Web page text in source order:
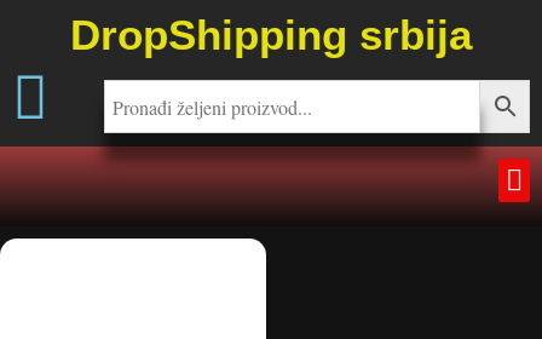
DropShipping srbija